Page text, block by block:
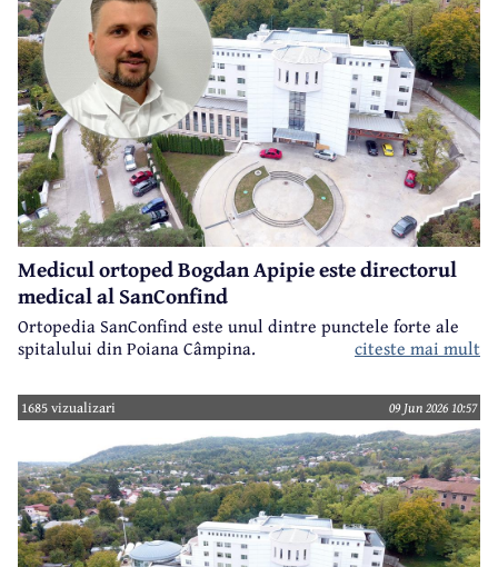
Medicul ortoped Bogdan Apipie este directorul
medical al SanConfind
Ortopedia SanConfind este unul dintre punctele forte ale
spitalului din Poiana Câmpina.
citeste mai mult
1685 vizualizari 09 Jun 2026 10:57